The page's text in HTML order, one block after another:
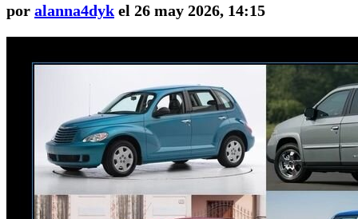
por alanna4dyk el 26 may 2026, 14:15